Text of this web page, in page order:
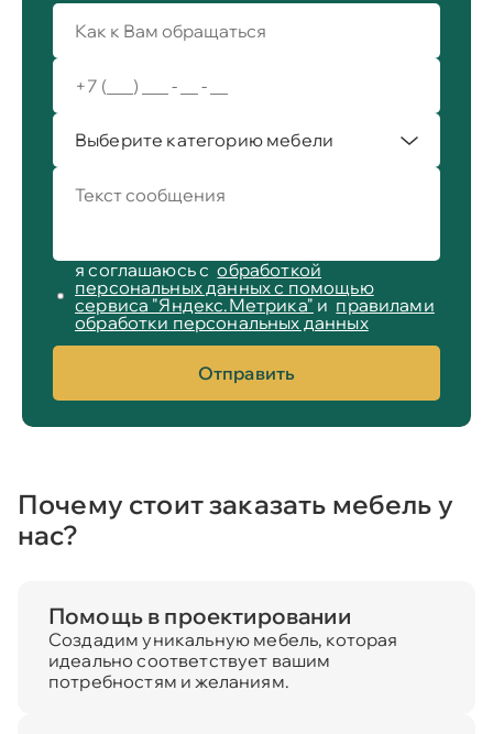
Выберите категорию мебели
я соглашаюсь с обработкой
персональных данных с помощью
сервиса "Яндекс.Метрика" и правилами
обработки персональных данных
Отправить
Почему стоит заказать мебель у
нас?
Помощь в проектировании
Создадим уникальную мебель, которая
идеально соответствует вашим
потребностям и желаниям.